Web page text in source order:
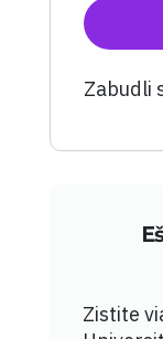
Zabudli
Zistite